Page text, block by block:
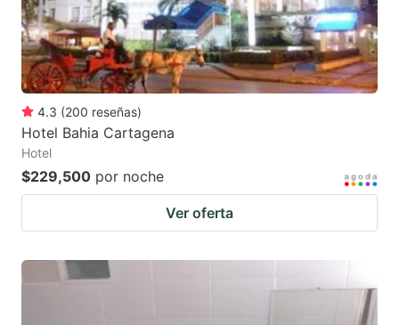
4.3 (200 reseñas)
Hotel Bahia Cartagena
Hotel
$229,500 por noche
Ver oferta